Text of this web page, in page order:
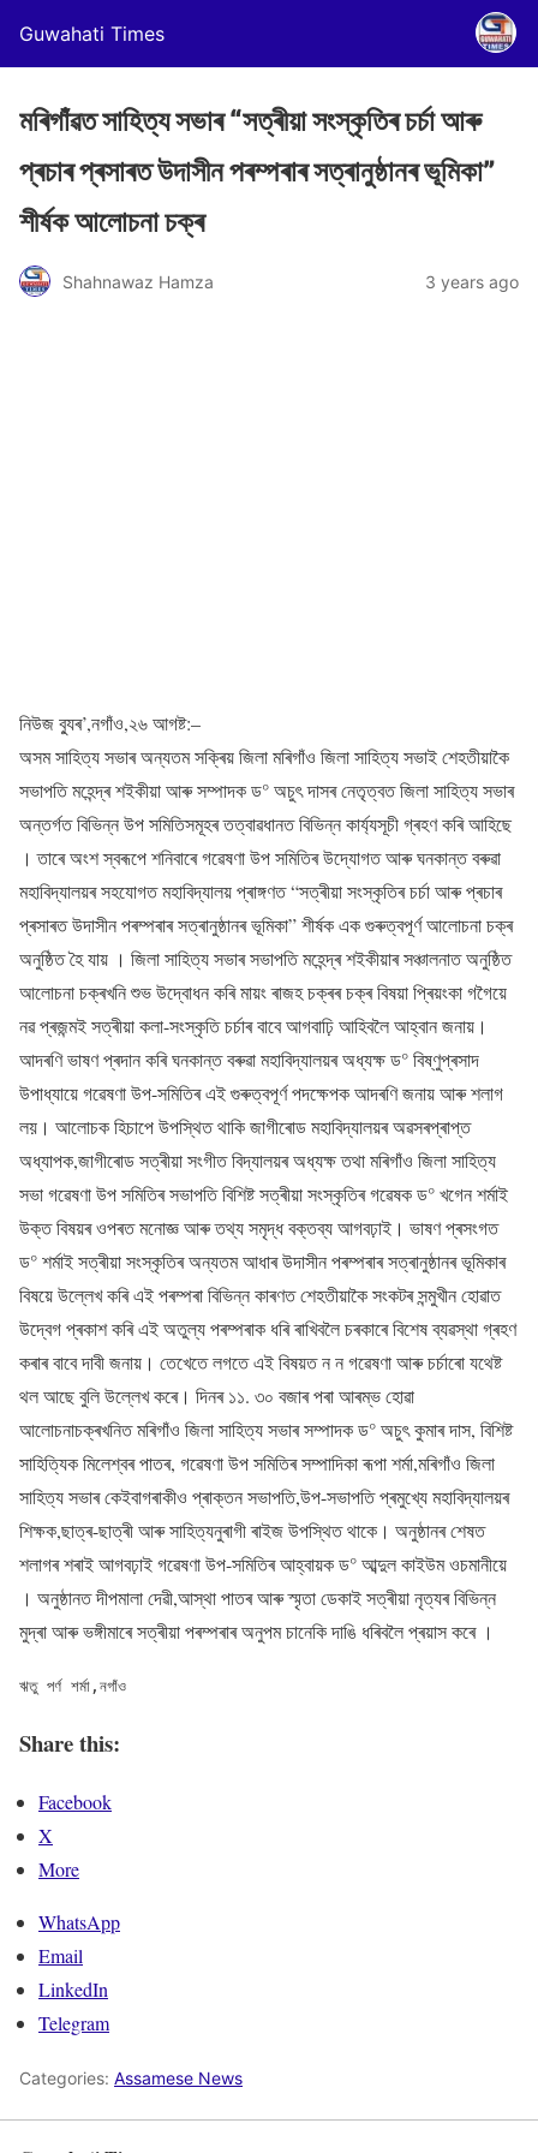
Guwahati Times
মৰিগাঁৱত সাহিত্য সভাৰ “সত্ৰীয়া সংস্কৃতিৰ চৰ্চা আৰু
প্ৰচাৰ প্ৰসাৰত উদাসীন পৰম্পৰাৰ সত্ৰানুষ্ঠানৰ ভূমিকা”
শীৰ্ষক আলোচনা চক্ৰ
Shahnawaz Hamza 3 years ago
নিউজ ব্যুৰ’,নগাঁও,২৬ আগষ্ট:–
অসম সাহিত্য সভাৰ অন্যতম সক্ৰিয় জিলা মৰিগাঁও জিলা সাহিত্য সভাই শেহতীয়াকৈ
সভাপতি মহেন্দ্ৰ শইকীয়া আৰু সম্পাদক ড° অচুৎ দাসৰ নেতৃত্বত জিলা সাহিত্য সভাৰ
অন্তৰ্গত বিভিন্ন উপ সমিতিসমূহৰ তত্বাৱধানত বিভিন্ন কাৰ্য্যসূচী গ্ৰহণ কৰি আহিছে
। তাৰে অংশ স্বৰূপে শনিবাৰে গৱেষণা উপ সমিতিৰ উদ্যোগত আৰু ঘনকান্ত বৰুৱা
মহাবিদ্যালয়ৰ সহযোগত মহাবিদ্যালয় প্ৰাঙ্গণত “সত্ৰীয়া সংস্কৃতিৰ চৰ্চা আৰু প্ৰচাৰ
প্ৰসাৰত উদাসীন পৰম্পৰাৰ সত্ৰানুষ্ঠানৰ ভূমিকা” শীৰ্ষক এক গুৰুত্বপূৰ্ণ আলোচনা চক্ৰ
অনুষ্ঠিত হৈ যায় । জিলা সাহিত্য সভাৰ সভাপতি মহেন্দ্ৰ শইকীয়াৰ সঞ্চালনাত অনুষ্ঠিত
আলোচনা চক্ৰখনি শুভ উদ্বোধন কৰি মায়ং ৰাজহ চক্ৰৰ চক্ৰ বিষয়া প্ৰিয়ংকা গগৈয়ে
নৱ প্ৰজন্মই সত্ৰীয়া কলা-সংস্কৃতি চৰ্চাৰ বাবে আগবাঢ়ি আহিবলৈ আহ্বান জনায়।
আদৰণি ভাষণ প্ৰদান কৰি ঘনকান্ত বৰুৱা মহাবিদ্যালয়ৰ অধ্যক্ষ ড° বিষ্ণুপ্ৰসাদ
উপাধ্যায়ে গৱেষণা উপ-সমিতিৰ এই গুৰুত্বপূৰ্ণ পদক্ষেপক আদৰণি জনায় আৰু শলাগ
লয়। আলোচক হিচাপে উপস্থিত থাকি জাগীৰোড মহাবিদ্যালয়ৰ অৱসৰপ্ৰাপ্ত
অধ্যাপক,জাগীৰোড সত্ৰীয়া সংগীত বিদ্যালয়ৰ অধ্যক্ষ তথা মৰিগাঁও জিলা সাহিত্য
সভা গৱেষণা উপ সমিতিৰ সভাপতি বিশিষ্ট সত্ৰীয়া সংস্কৃতিৰ গৱেষক ড° খগেন শৰ্মাই
উক্ত বিষয়ৰ ওপৰত মনোজ্ঞ আৰু তথ্য সমৃদ্ধ বক্তব্য আগবঢ়াই। ভাষণ প্ৰসংগত
ড° শৰ্মাই সত্ৰীয়া সংস্কৃতিৰ অন্যতম আধাৰ উদাসীন পৰম্পৰাৰ সত্ৰানুষ্ঠানৰ ভূমিকাৰ
বিষয়ে উল্লেখ কৰি এই পৰম্পৰা বিভিন্ন কাৰণত শেহতীয়াকৈ সংকটৰ সন্মুখীন হোৱাত
উদ্বেগ প্ৰকাশ কৰি এই অতুল্য পৰম্পৰাক ধৰি ৰাখিবলৈ চৰকাৰে বিশেষ ব্যৱস্থা গ্ৰহণ
কৰাৰ বাবে দাবী জনায়। তেখেতে লগতে এই বিষয়ত ন ন গৱেষণা আৰু চৰ্চাৰো যথেষ্ট
থল আছে বুলি উল্লেখ কৰে। দিনৰ ১১. ৩০ বজাৰ পৰা আৰম্ভ হোৱা
আলোচনাচক্ৰখনিত মৰিগাঁও জিলা সাহিত্য সভাৰ সম্পাদক ড° অচুৎ কুমাৰ দাস, বিশিষ্ট
সাহিত্যিক মিলেশ্বৰ পাতৰ, গৱেষণা উপ সমিতিৰ সম্পাদিকা ৰূপা শৰ্মা,মৰিগাঁও জিলা
সাহিত্য সভাৰ কেইবাগৰাকীও প্ৰাক্তন সভাপতি,উপ-সভাপতি প্ৰমুখ্যে মহাবিদ্যালয়ৰ
শিক্ষক,ছাত্ৰ-ছাত্ৰী আৰু সাহিত্যনুৰাগী ৰাইজ উপস্থিত থাকে। অনুষ্ঠানৰ শেষত
শলাগৰ শৰাই আগবঢ়াই গৱেষণা উপ-সমিতিৰ আহ্বায়ক ড° আব্দুল কাইউম ওচমানীয়ে
। অনুষ্ঠানত দীপমালা দেৱী,আস্থা পাতৰ আৰু স্মৃতা ডেকাই সত্ৰীয়া নৃত্যৰ বিভিন্ন
মুদ্ৰা আৰু ভঙ্গীমাৰে সত্ৰীয়া পৰম্পৰাৰ অনুপম চানেকি দাঙি ধৰিবলৈ প্ৰয়াস কৰে ।
ঋতু পৰ্ণ শৰ্মা,নগাঁও
Share this:
Facebook
X
More
WhatsApp
Email
LinkedIn
Telegram
Categories: Assamese News